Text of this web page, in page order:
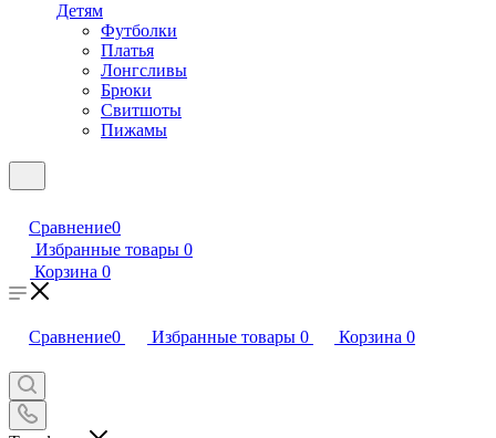
Детям
Футболки
Платья
Лонгсливы
Брюки
Свитшоты
Пижамы
Сравнение0
Избранные товары 0
Корзина 0
Сравнение0 Избранные товары 0 Корзина 0